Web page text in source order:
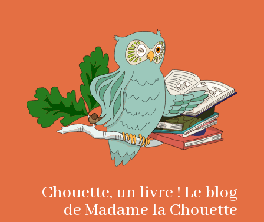
Chouette, un livre ! Le blog
de Madame la Chouette